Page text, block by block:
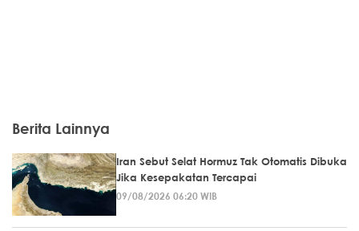
Berita Lainnya
Iran Sebut Selat Hormuz Tak Otomatis Dibuka
Jika Kesepakatan Tercapai
09/08/2026 06:20 WIB